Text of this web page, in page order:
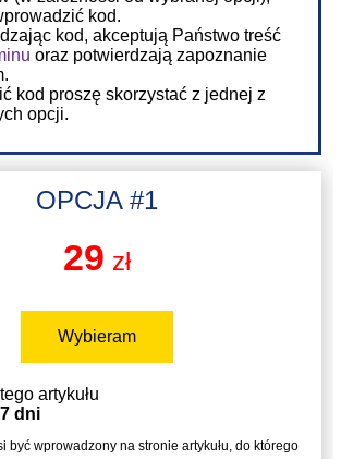
kod.
kod, akceptują Państwo treść
oraz potwierdzają zapoznanie
kod proszę skorzystać z jednej z
opcji.
OPCJA #1
29 zł
Wybieram
artykułu
7 dni
być wprowadzony na stronie artykułu, do którego